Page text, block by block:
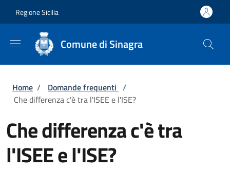
Regione Sicilia
Comune di Sinagra
Briciole di pane
Home / Domande frequenti /
Che differenza c'è tra l'ISEE e l'ISE?
Che differenza c'è tra
l'ISEE e l'ISE?